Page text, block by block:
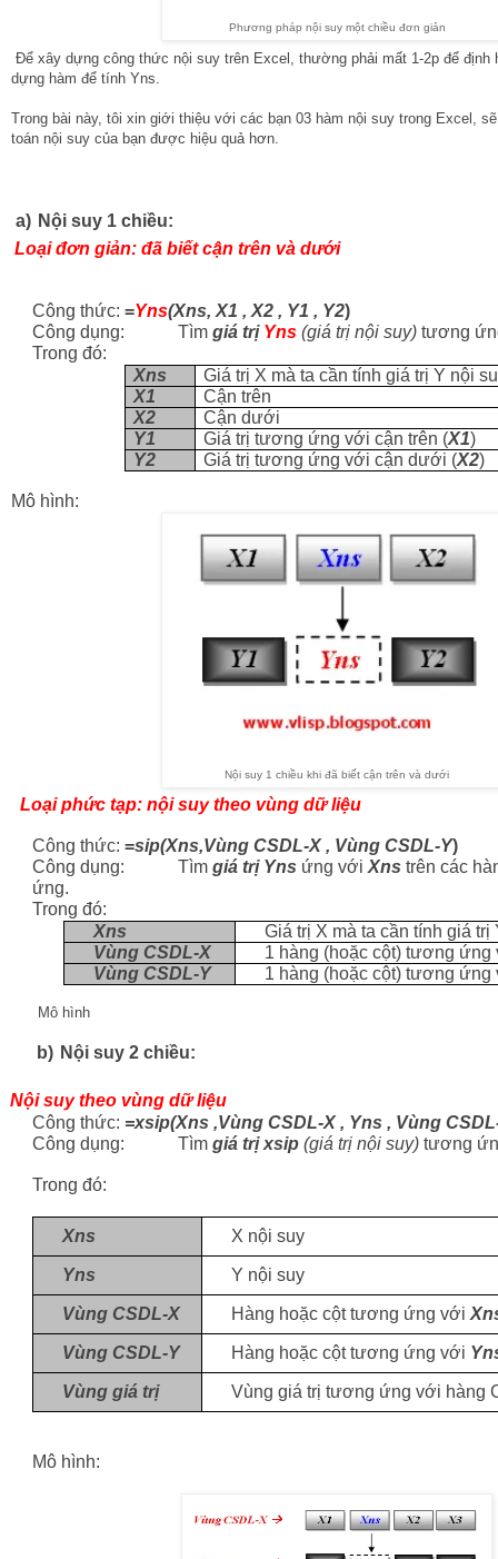
Phương pháp nội suy một chiều đơn giản
Để xây dựng công thức nội suy trên Excel, thường phải mất 1-2p để định
dựng hàm để tính Yns.
Trong bài này, tôi xin giới thiệu với các bạn 03 hàm nội suy trong Excel,
toán nội suy của bạn được hiệu quả hơn.
a) Nội suy 1 chiều:
Loại đơn giản: đã biết cận trên và dưới
Công thức: =Yns(Xns, X1 , X2 , Y1 , Y2)
Công dụng: Tìm giá trị Yns (giá trị nội suy)tương
Trong đó:
Xns
Giá trị X mà ta cần tính giá trị Y nội
X1
Cận trên
X2
Cận dưới
Y1
Giá trị tương ứng với cận trên (X1)
Y2
Giá trị tương ứng với cận dưới (X2)
Mô hình:
Nội suy 1 chiều khi đã biết cận trên và dưới
Loại phức tạp: nội suy theo vùng dữ liệu
Công thức: =sip(Xns,Vùng CSDL-X , Vùng CSDL-Y)
Công dụng: Tìm giá trị Yns ứng với Xns trên các
ứng.
Trong đó:
Xns
Giá trị X mà ta cần tính giá trị
Vùng CSDL-X
1 hàng (hoặc cột) tương
Vùng CSDL-Y
1 hàng (hoặc cột) tương
Mô hình
b) Nội suy 2 chiều:
Nội suy theo vùng dữ liệu
Công thức: =xsip(Xns ,Vùng CSDL-X , Yns , Vùng
Công dụng: Tìm giá trị xsip (giá trị nội suy)tương
Trong đó:
Xns X nội suy
Yns Y nội suy
Vùng CSDL-X Hàng hoặc cột tương ứng với
Vùng CSDL-Y Hàng hoặc cột tương ứng với
Vùng giá trị Vùng giá trị tương ứng với hàng
Mô hình: